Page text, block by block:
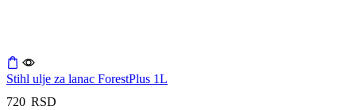
Stihl ulje za lanac ForestPlus 1L
720 RSD